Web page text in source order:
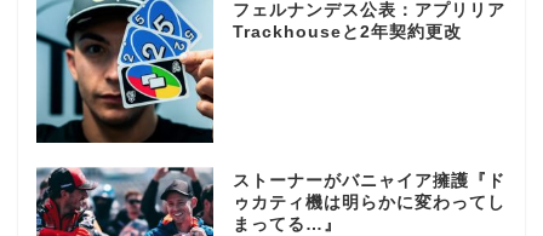
フェルナンデス公表：アプリリア
Trackhouseと2年契約更改
ストーナーがバニャイア擁護『ド
ゥカティ機は明らかに変わってし
まってる…』